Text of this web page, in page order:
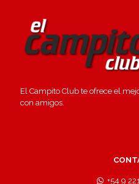
El Campito Club te ofrece el
con amigos.
+54 9